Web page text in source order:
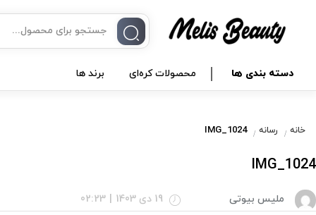
دسته بندی ها محصولات کره‌ای برند ها
خانه رسانه IMG_1024
IMG_1024
ملیس بیوتی 19 دی 1403 02:23